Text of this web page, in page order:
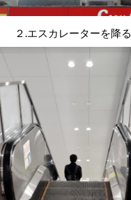
２.エスカレーターを降る